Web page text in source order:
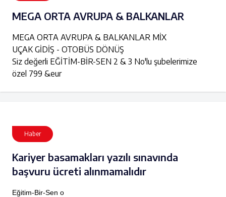
MEGA ORTA AVRUPA & BALKANLAR
MEGA ORTA AVRUPA & BALKANLAR MİX
UÇAK GİDİŞ - OTOBÜS DÖNÜŞ
Siz değerli EĞİTİM-BİR-SEN 2 & 3 No'lu şubelerimize
özel 799 &eur
Haber
Kariyer basamakları yazılı sınavında
başvuru ücreti alınmamalıdır
Eğitim-Bir-Sen o